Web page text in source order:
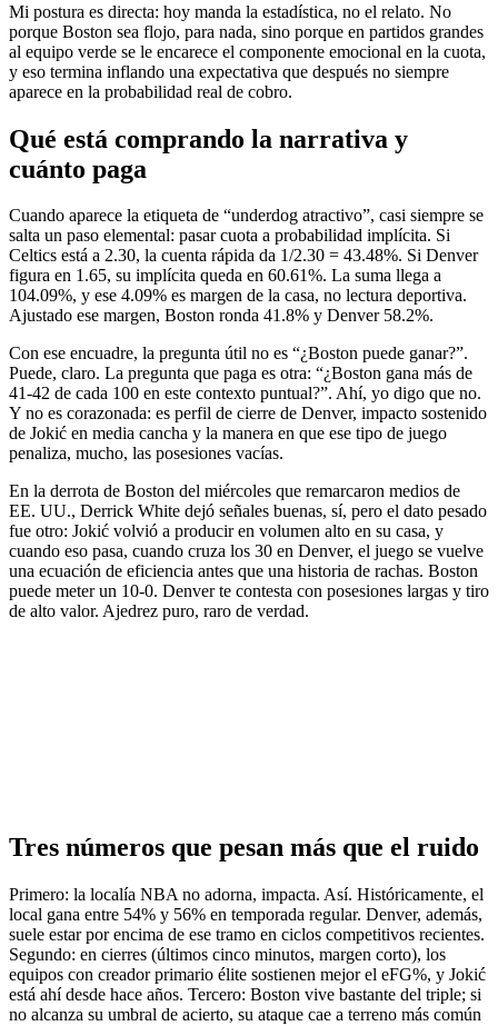
Mi postura es directa: hoy manda la estadística, no el relato. No
porque Boston sea flojo, para nada, sino porque en partidos grandes
al equipo verde se le encarece el componente emocional en la cuota,
y eso termina inflando una expectativa que después no siempre
aparece en la probabilidad real de cobro.
Qué está comprando la narrativa y
cuánto paga
Cuando aparece la etiqueta de “underdog atractivo”, casi siempre se
salta un paso elemental: pasar cuota a probabilidad implícita. Si
Celtics está a 2.30, la cuenta rápida da 1/2.30 = 43.48%. Si Denver
figura en 1.65, su implícita queda en 60.61%. La suma llega a
104.09%, y ese 4.09% es margen de la casa, no lectura deportiva.
Ajustado ese margen, Boston ronda 41.8% y Denver 58.2%.
Con ese encuadre, la pregunta útil no es “¿Boston puede ganar?”.
Puede, claro. La pregunta que paga es otra: “¿Boston gana más de
41-42 de cada 100 en este contexto puntual?”. Ahí, yo digo que no.
Y no es corazonada: es perfil de cierre de Denver, impacto sostenido
de Jokić en media cancha y la manera en que ese tipo de juego
penaliza, mucho, las posesiones vacías.
En la derrota de Boston del miércoles que remarcaron medios de
EE. UU., Derrick White dejó señales buenas, sí, pero el dato pesado
fue otro: Jokić volvió a producir en volumen alto en su casa, y
cuando eso pasa, cuando cruza los 30 en Denver, el juego se vuelve
una ecuación de eficiencia antes que una historia de rachas. Boston
puede meter un 10-0. Denver te contesta con posesiones largas y tiro
de alto valor. Ajedrez puro, raro de verdad.
Tres números que pesan más que el ruido
Primero: la localía NBA no adorna, impacta. Así. Históricamente, el
local gana entre 54% y 56% en temporada regular. Denver, además,
suele estar por encima de ese tramo en ciclos competitivos recientes.
Segundo: en cierres (últimos cinco minutos, margen corto), los
equipos con creador primario élite sostienen mejor el eFG%, y Jokić
está ahí desde hace años. Tercero: Boston vive bastante del triple; si
no alcanza su umbral de acierto, su ataque cae a terreno más común